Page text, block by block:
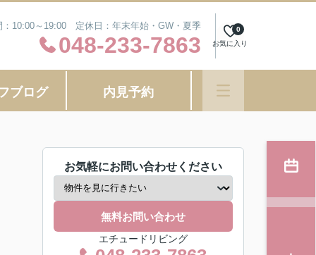
：10:00～19:00 定休日：年末年始・GW・夏季
048-233-7863 お気に入り
0
ブログ 内見予約
お気軽にお問い合わせください
無料お問い合わせ
エチュードリビング